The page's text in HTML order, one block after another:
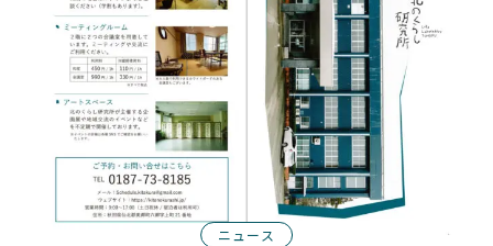
ニュース